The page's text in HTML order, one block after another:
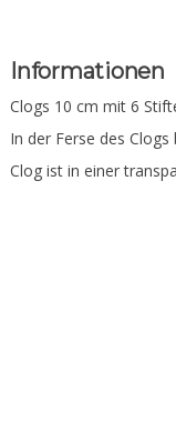
Informationen
Clogs 10 cm mit 6
In der Ferse des
Clog ist in einer